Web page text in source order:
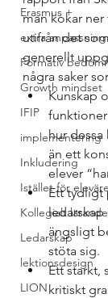
Erasmus +
extra
Formativ
Growth mindset
IFIP
implementering
Inkludering
Istället för
Kollegialt lärande
Ledarskap
lektionsdesign
LION
man kokar
utifrån det
generellt
några saker
Kunskap
hur dessa
än ett
elever
Ett tydligt
ängsligt
stöta sig.
Ett starkt,
kritiskt